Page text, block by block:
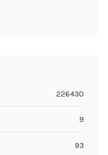
226430
9
93